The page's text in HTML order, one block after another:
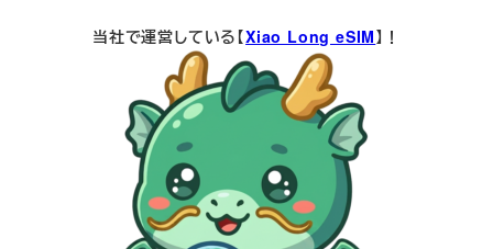
当社で運営している【Xiao Long eSIM】！